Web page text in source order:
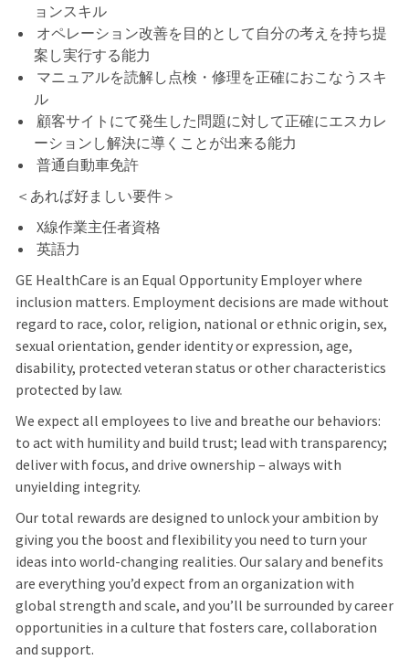
ョンスキル
オペレーション改善を目的として自分の考えを持ち提
案し実行する能力
マニュアルを読解し点検・修理を正確におこなうスキ
ル
顧客サイトにて発生した問題に対して正確にエスカレ
ーションし解決に導くことが出来る能力
普通自動車免許
＜あれば好ましい要件＞
X線作業主任者資格
英語力
GE HealthCare is an Equal Opportunity Employer where
inclusion matters. Employment decisions are made without
regard to race, color, religion, national or ethnic origin, sex,
sexual orientation, gender identity or expression, age,
disability, protected veteran status or other characteristics
protected by law.
We expect all employees to live and breathe our behaviors:
to act with humility and build trust; lead with transparency;
deliver with focus, and drive ownership – always with
unyielding integrity.
Our total rewards are designed to unlock your ambition by
giving you the boost and flexibility you need to turn your
ideas into world-changing realities. Our salary and benefits
are everything you’d expect from an organization with
global strength and scale, and you’ll be surrounded by career
opportunities in a culture that fosters care, collaboration
and support.